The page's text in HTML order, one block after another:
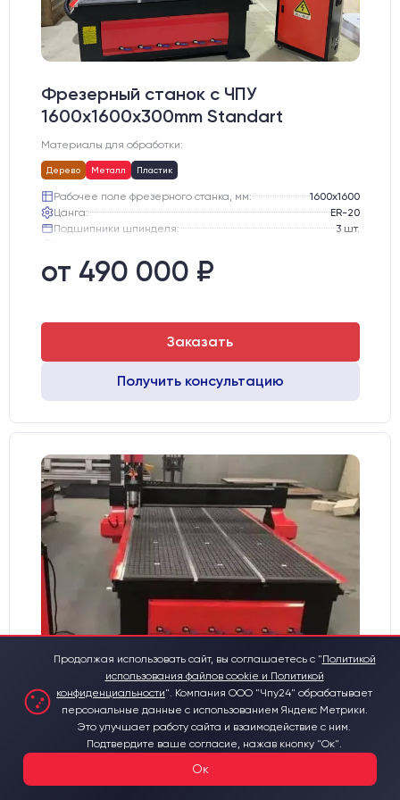
Фрезерный станок с ЧПУ
1600x1600x300mm Standart
Материалы для обработки:
Дерево Металл Пластик
Рабочее поле фрезерного станка, мм:
1600х1600
Цанга:
ER-20
Подшипники шпинделя:
3 шт.
Двигатели:
от 490 000 ₽
Заказать
Получить консультацию
Фрезерный станок с ЧПУ
1600x2500x300mm Standart
Материалы для обработки:
Рабочее поле фрезерного станка, мм:
1600х2500
Продолжая использовать сайт, вы соглашаетесь с "Политикой
использования файлов cookie и Политикой
конфиденциальности". Компания ООО "Чпу24" обрабатывает
персональные данные с использованием Яндекс Метрики.
Это улучшает работу сайта и взаимодействие с ним.
Подтвердите ваше согласие, нажав кнопку "Ок".
Ок